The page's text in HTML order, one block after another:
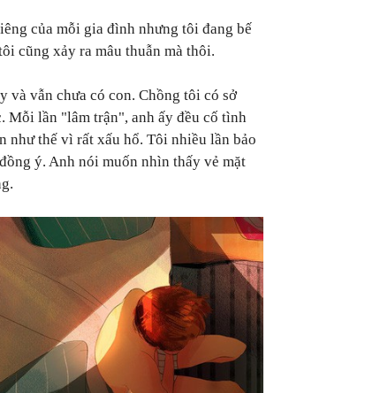
của mỗi gia đình nhưng tôi đang bế
cũng xảy ra mâu thuẫn mà thôi.
và vẫn chưa có con. Chồng tôi có sở
Mỗi lần "lâm trận", anh ấy đều cố tình
như thế vì rất xấu hổ. Tôi nhiều lần bảo
ý. Anh nói muốn nhìn thấy vẻ mặt